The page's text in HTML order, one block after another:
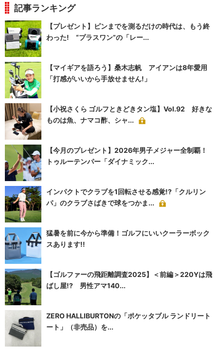
記事ランキング
【プレゼント】ピンまでを測るだけの時代は、もう終
わった! “プラスワン”の「レー...
【マイギアを語ろう】桑木志帆 アイアンは8年愛用
「打感がいいから手放せません!」
【小祝さくら ゴルフときどきタン塩】Vol.92 好きな
ものは魚、ナマコ酢、シャ...
【今月のプレゼント】2026年男子メジャー全制覇！
トゥルーテンパー「ダイナミック...
インパクトでクラブを1回転させる感覚!?「クルリン
パ」のクラブさばきで球をつかま...
猛暑を前に今から準備！ゴルフにいいクーラーボック
スあります!!
【ゴルファーの飛距離調査2025】＜前編＞220Yは飛
ばし屋!? 男性アマ140...
ZERO HALLIBURTONの「ポケッタブル ランドリート
ート」（非売品）を...